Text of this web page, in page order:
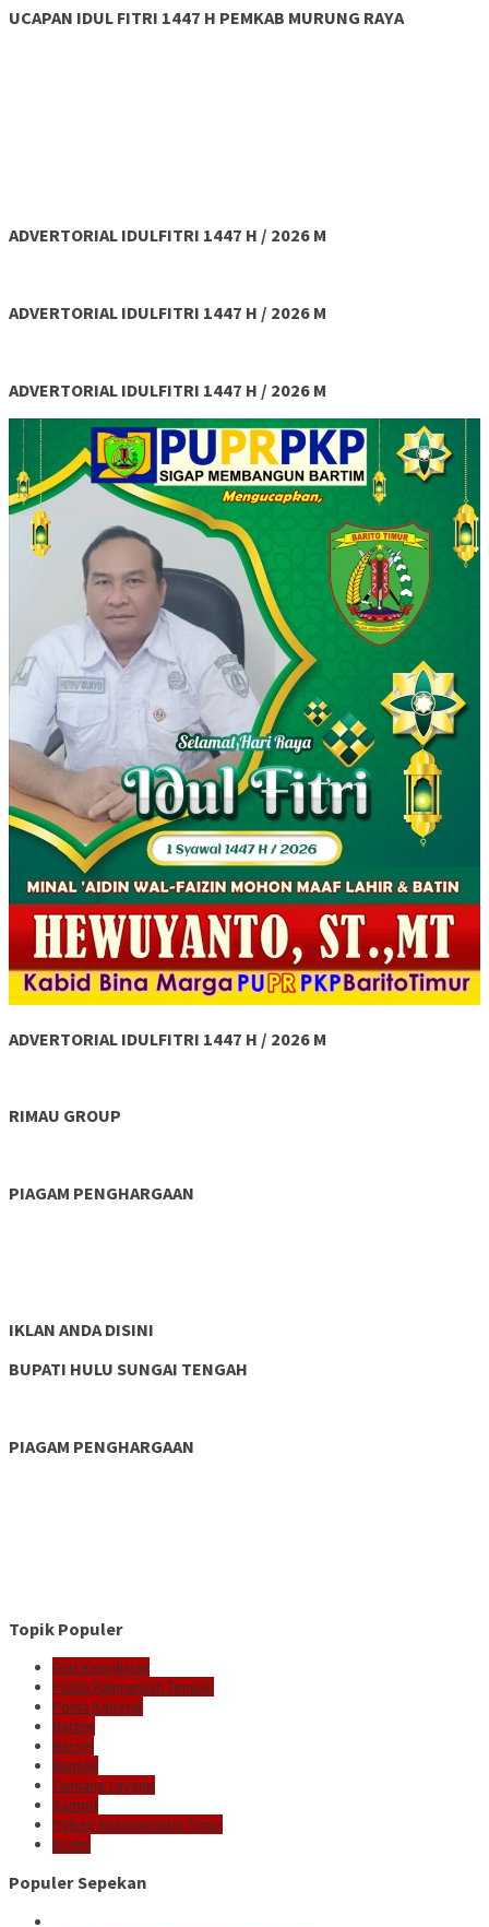
UCAPAN IDUL FITRI 1447 H PEMKAB MURUNG RAYA
ADVERTORIAL IDULFITRI 1447 H / 2026 M
ADVERTORIAL IDULFITRI 1447 H / 2026 M
ADVERTORIAL IDULFITRI 1447 H / 2026 M
ADVERTORIAL IDULFITRI 1447 H / 2026 M
RIMAU GROUP
PIAGAM PENGHARGAAN
IKLAN ANDA DISINI
BUPATI HULU SUNGAI TENGAH
PIAGAM PENGHARGAAN
Topik Populer
Giat Kepolisian
Polda Kalimantan Tengah
Polda Kalteng
Bartim
Barsel
Buntok
Tamiang Layang
Sampit
Polres Kotawaringin Timur
Kotim
Populer Sepekan